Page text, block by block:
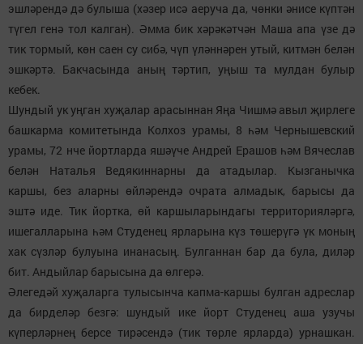
эшләрендә дә булыша (хәзер исә аеруча да, чөнки әнисе күптән
түгел генә тол калган). Әмма бик хәрәкәтчән Маша апа үзе дә
тик тормый, көн саен су сибә, чүп үләннәрен утый, китмән белән
эшкәртә. Бакчасында аның тәртип, уңыш та мулдан булыр
кебек.
Шундый ук уңган хуҗалар арасыннан Яңа Чишмә авыл җирлеге
башкарма комитетында Колхоз урамы, 8 һәм Чернышевский
урамы, 72 нче йортларда яшәүче Андрей Ерашов һәм Вячеслав
белән Наталья Ведякиннарны да атадылар. Кызганычка
каршы, без аларны өйләрендә очрата алмадык, барысы да
эштә иде. Тик йортка, өй каршыларындагы территорияләргә,
ишегалларына һәм Студенец ярларына күз төшерүгә үк моның
хак сүзләр булуына инанасың. Булганнан бар да була, диләр
бит. Андыйлар барысына да өлгерә.
Әлегедәй хуҗаларга тулысынча капма-каршы булган адреслар
да бирделәр безгә: шундый ике йорт Студенец аша узучы
күперләрнең берсе тирәсендә (тик төрле ярларда) урнашкан.